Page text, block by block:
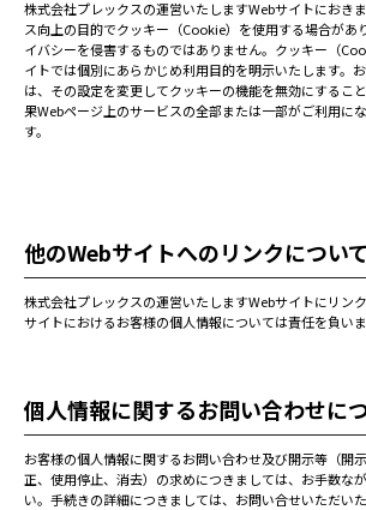
株式会社プレックスの運営いたしますWebサイトにおき
ス向上の目的でクッキー（Cookie）を使用する場合があ
イバシーを侵害するものではありません。クッキー（
イトでは個別にあらかじめ利用目的を明示いたします。
は、その設定を変更してクッキーの機能を無効にするこ
果Webページ上のサービスの全部または一部がご利用に
す。
他のWebサイトへのリンクについて
株式会社プレックスの運営いたしますWebサイトにリン
サイトにおけるお客様の個人情報については責任を負いま
個人情報に関するお問い合わせに
お客様の個人情報に関するお問い合わせ及び開示等（開
正、使用停止、消去）の求めにつきましては、お手数な
い。手続きの詳細につきましては、お問い合せいただい